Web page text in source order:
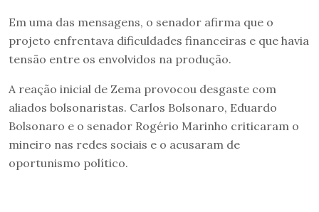
Em uma das mensagens, o senador afirma que o
projeto enfrentava dificuldades financeiras e que havia
tensão entre os envolvidos na produção.
A reação inicial de Zema provocou desgaste com
aliados bolsonaristas. Carlos Bolsonaro, Eduardo
Bolsonaro e o senador Rogério Marinho criticaram o
mineiro nas redes sociais e o acusaram de
oportunismo político.